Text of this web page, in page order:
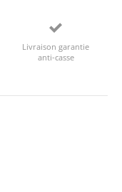
Livraison garantie
anti-casse